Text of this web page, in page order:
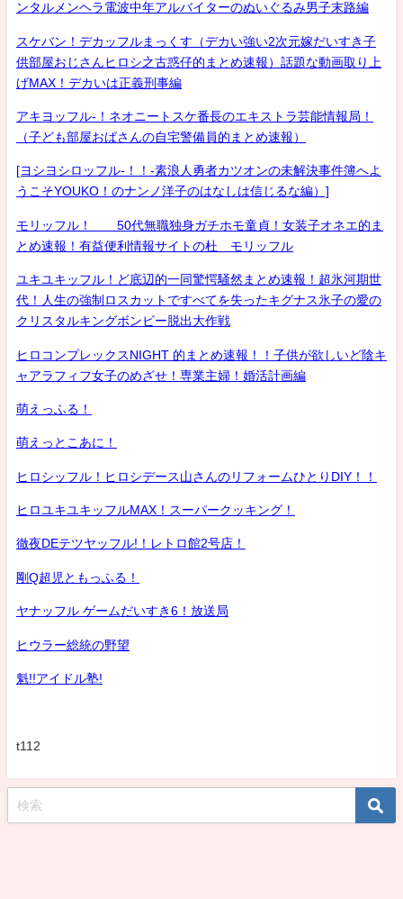
ンタルメンヘラ電波中年アルバイターのぬいぐるみ男子末路編
スケバン！デカッフルまっくす（デカい強い2次元嫁だいすき子
供部屋おじさんヒロシ之古惑仔的まとめ速報）話題な動画取り上
げMAX！デカいは正義刑事編
アキヨッフル-！ネオニートスケ番長のエキストラ芸能情報局！
（子ども部屋おばさんの自宅警備員的まとめ速報）
[ヨシヨシロッフル-！！-素浪人勇者カツオンの未解決事件簿へよ
うこそYOUKO！のナンノ洋子のはなしは信じるな編）]
モリッフル！ 50代無職独身ガチホモ童貞！女装子オネエ的ま
とめ速報！有益便利情報サイトの杜 モリッフル
ユキユキッフル！ど底辺的一同驚愕騒然まとめ速報！超氷河期世
代！人生の強制ロスカットですべてを失ったキグナス氷子の愛の
クリスタルキングボンビー脱出大作戦
ヒロコンプレックスNIGHT 的まとめ速報！！子供が欲しいど陰キ
ャアラフィフ女子のめざせ！専業主婦！婚活計画編
萌えっふる！
萌えっとこあに！
ヒロシッフル！ヒロシデース山さんのリフォームひとりDIY！！
ヒロユキユキッフルMAX！スーパークッキング！
徹夜DEテツヤッフル!！レトロ館2号店！
剛Q超児ともっふる！
ヤナッフル ゲームだいすき6！放送局
ヒウラー総統の野望
魁!!アイドル塾!
t112